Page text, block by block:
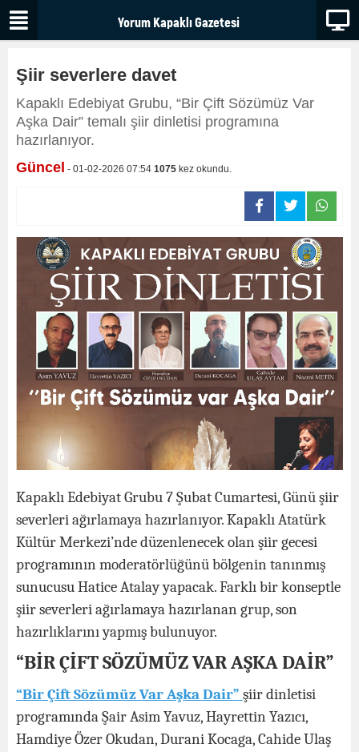
Şiir severlere davet
Kapaklı Edebiyat Grubu, “Bir Çift Sözümüz Var
Aşka Dair” temalı şiir dinletisi programına
hazırlanıyor.
Güncel - 01-02-2026 07:54 1075 kez okundu.
Kapaklı Edebiyat Grubu 7 Şubat Cumartesi, Günü şiir
severleri ağırlamaya hazırlanıyor. Kapaklı Atatürk
Kültür Merkezi’nde düzenlenecek olan şiir gecesi
programınınmoderatörlüğünü bölgenin tanınmış
sunucusu Hatice Atalay yapacak. Farklı bir konseptle
şiir severleri ağırlamaya hazırlanan grup, son
hazırlıklarını yapmış bulunuyor.
“BİR ÇİFT SÖZÜMÜZ VAR AŞKA DAİR”
“Bir Çift Sözümüz Var Aşka Dair” şiir dinletisi
programında Şair Asim Yavuz, Hayrettin Yazıcı,
Hamdiye Özer Okudan, Durani Kocaga, Cahide Ulaş